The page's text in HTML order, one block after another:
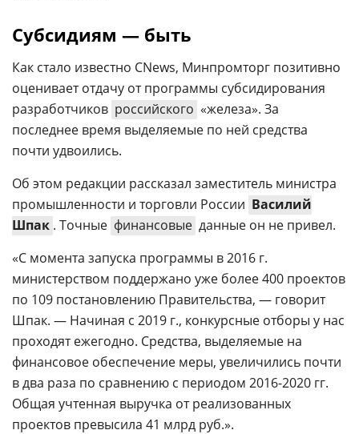
Субсидиям — быть
Как стало известно CNews, Минпромторг позитивно
оценивает отдачу от программы субсидирования
разработчиков российского «железа». За
последнее время выделяемые по ней средства
почти удвоились.
Об этом редакции рассказал заместитель министра
промышленности и торговли России Василий
Шпак . Точные финансовые данные он не привел.
«С момента запуска программы в 2016 г.
министерством поддержано уже более 400 проектов
по 109 постановлению Правительства, — говорит
Шпак. — Начиная с 2019 г., конкурсные отборы у нас
проходят ежегодно. Средства, выделяемые на
финансовое обеспечение меры, увеличились почти
в два раза по сравнению с периодом 2016-2020 гг.
Общая учтенная выручка от реализованных
проектов превысила 41 млрд руб.».